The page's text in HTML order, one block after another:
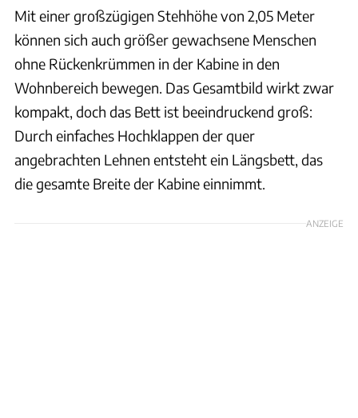
Mit einer großzügigen Stehhöhe von 2,05 Meter
können sich auch größer gewachsene Menschen
ohne Rückenkrümmen in der Kabine in den
Wohnbereich bewegen. Das Gesamtbild wirkt zwar
kompakt, doch das Bett ist beeindruckend groß:
Durch einfaches Hochklappen der quer
angebrachten Lehnen entsteht ein Längsbett, das
die gesamte Breite der Kabine einnimmt.
ANZEIGE